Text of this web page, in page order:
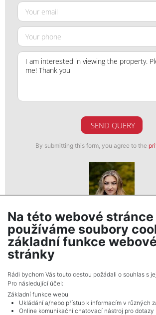
SEND QUERY
By submitting this form, you agree to the
Veronika Vencová
realitní makléř
show nr.
MojePole.cz
Revoluční 1003/3, 11000,
Na této webové stránce
používáme soubory
základní funkce webové
stránky
Rádi bychom Vás touto cestou požádali o souhlas s
Pro následující účel:
Základní funkce webu
Ukládání a/nebo přístup k informacím v různých
Online komunikační chatovací nástroj pro dotazy